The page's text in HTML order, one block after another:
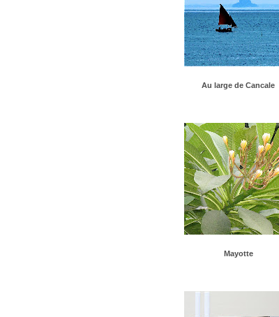
Au large de Cancale
Mayotte